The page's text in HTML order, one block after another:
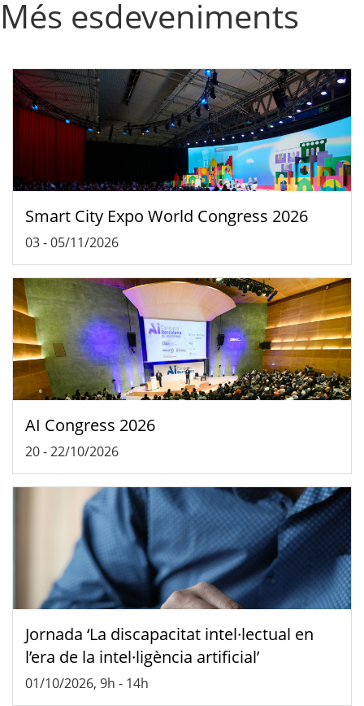
Més esdeveniments
Smart City Expo World Congress 2026
03-05/11/2026
AI Congress 2026
20-22/10/2026
Jornada ‘La discapacitat intel·lectual en
l’era de la intel·ligència artificial’
01/10/2026, 9h - 14h